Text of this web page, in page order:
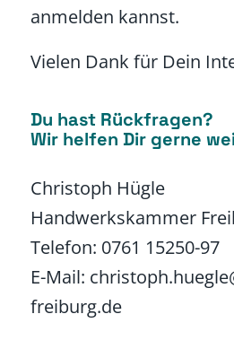
anmelden kannst.
Vielen Dank für Dein
Du hast Rückfragen?
Wir helfen Dir gerne
Christoph Hügle
Handwerkskammer
Telefon: 0761 15250-97
E-Mail:
freiburg.de